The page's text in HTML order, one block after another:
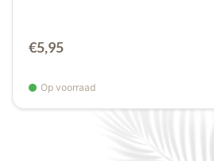
€5,95
Op voorraad